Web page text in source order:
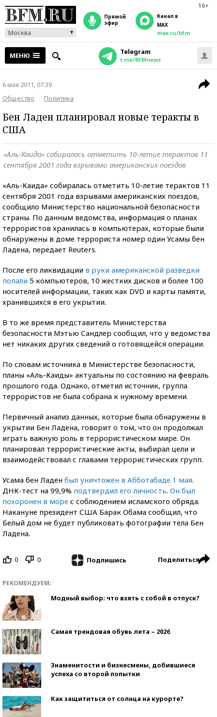
16+
Москва
прямой
эфир
Канал в
MAX
max.ru/bfm
МЕНЮ Telegram
t.me/BFMnews
6 мая 2011, 07:39
Общество
Политика
Бен Ладен планировал новые теракты в
США
«Аль-Каида» собиралась отметить 10-летие терактов 11
сентября 2001 года взрывами американских поездов
«Аль-Каида» собиралась отметить 10-летие терактов 11
сентября 2001 года взрывами американских поездов,
сообщило Министерство национальной безопасности
страны. По данным ведомства, информация о планах
террористов хранилась в компьютерах, которые были
обнаружены в доме террориста номер один Усамы бен
Ладена, передает Reuters.
После его ликвидации в руки американской разведки
попали 5 компьютеров, 10 жестких дисков и более 100
носителей информации, таких как DVD и карты памяти,
хранившихся в его укрытии.
В то же время представитель Министерства
безопасности Мэтью Сандлер сообщил, что у ведомства
нет никаких других сведений о готовящейся операции.
По словам источника в Министерстве безопасности,
планы «Аль-Каиды» актуальны по состоянию на февраль
прошлого года. Однако, отметил источник, группа
террористов не была собрана к нужному времени.
Первичный анализ данных, которые была обнаружены в
укрытии Бен Ладена, говорит о том, что он продолжал
играть важную роль в террористическом мире. Он
планировал террористические акты, выбирал цели и
взаимодействовал с главами террористических групп.
Усама бен Ладен был уничтожен в Абботабаде 1 мая.
ДНК-тест на 99,9% подтвердил его личность. Он был
похоронен в море с соблюдением исламского обряда.
Накануне президент США Барак Обама сообщил, что
Белый дом не будет публиковать фотографии тела Бен
Ладена.
0 0 Подпишись Поделиться
РЕКОМЕНДУЕМ:
Модный выбор: что взять с собой в отпуск?
Самая трендовая обувь лета – 2026
Знаменитости и бизнесмены, добившиеся
успеха со второй попытки
Как защититься от солнца на курорте?